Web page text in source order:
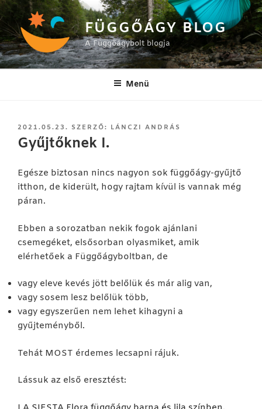
Tartalomhoz
FÜGGŐÁGY BLOG
A Függőágybolt blogja
Menü
BEKÜLDVE:
2021.05.23. SZERZŐ: LÁNCZI ANDRÁS
Gyűjtőknek I.
Egésze biztosan nincs nagyon sok függőágy-gyűjtő
itthon, de kiderült, hogy rajtam kívül is vannak még
páran.
Ebben a sorozatban nekik fogok ajánlani
csemegéket, elsősorban olyasmiket, amik
elérhetőek a Függőágyboltban, de
vagy eleve kevés jött belőlük és már alig van,
vagy sosem lesz belőlük több,
vagy egyszerűen nem lehet kihagyni a
gyűjteményből.
Tehát MOST érdemes lecsapni rájuk.
Lássuk az első eresztést: